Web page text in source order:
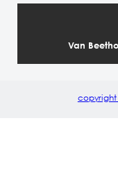
Van